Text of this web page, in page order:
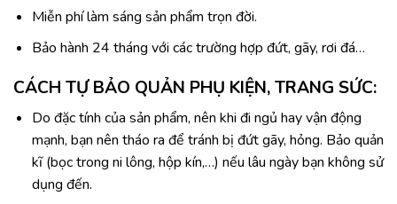
Miễn phí làm sáng sản phẩm trọn đời.
Bảo hành 24 tháng với các trường hợp đứt, gãy, rơi đá…
CÁCH TỰ BẢO QUẢN PHỤ KIỆN, TRANG SỨC:
Do đặc tính của sản phẩm, nên khi đi ngủ hay vận động
mạnh, bạn nên tháo ra để tránh bị đứt gãy, hỏng. Bảo quản
kĩ (bọc trong ni lông, hộp kín,…) nếu lâu ngày bạn không sử
dụng đến.